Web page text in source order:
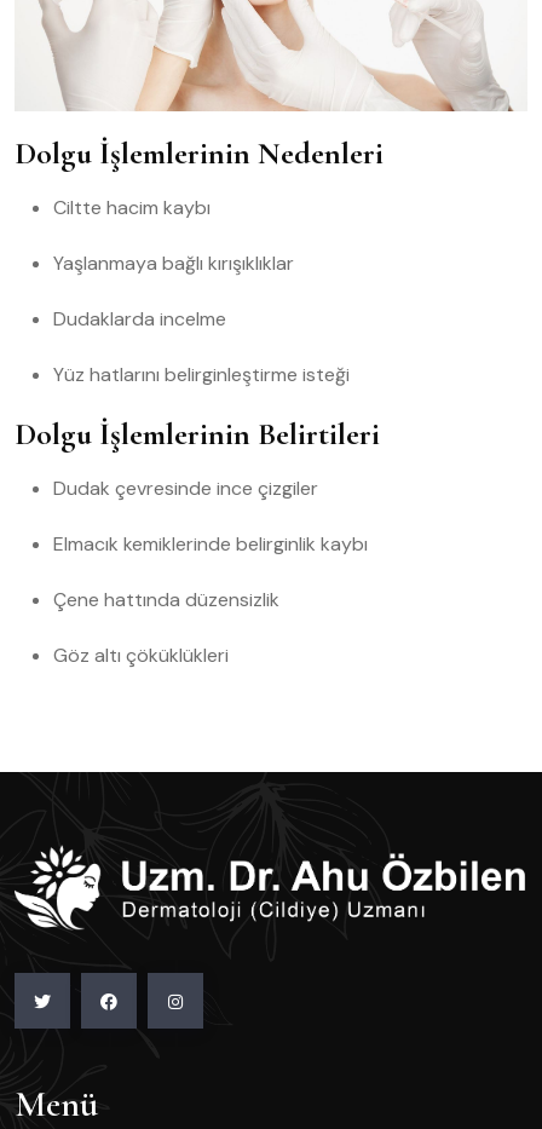
Dolgu İşlemlerinin Nedenleri
Ciltte hacim kaybı
Yaşlanmaya bağlı kırışıklıklar
Dudaklarda incelme
Yüz hatlarını belirginleştirme isteği
Dolgu İşlemlerinin Belirtileri
Dudak çevresinde ince çizgiler
Elmacık kemiklerinde belirginlik kaybı
Çene hattında düzensizlik
Göz altı çöküklükleri
Menü